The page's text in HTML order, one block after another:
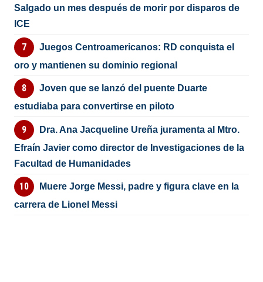
Salgado un mes después de morir por disparos de
ICE
Juegos Centroamericanos: RD conquista el
oro y mantienen su dominio regional
Joven que se lanzó del puente Duarte
estudiaba para convertirse en piloto
Dra. Ana Jacqueline Ureña juramenta al Mtro.
Efraín Javier como director de Investigaciones de la
Facultad de Humanidades
Muere Jorge Messi, padre y figura clave en la
carrera de Lionel Messi